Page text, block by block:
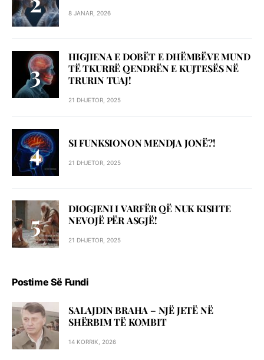
8 JANAR, 2026
HIGJIENA E DOBËT E DHËMBËVE MUND
TË TKURRË QENDRËN E KUJTESËS NË
TRURIN TUAJ!
21 DHJETOR, 2025
SI FUNKSIONON MENDJA JONË?!
21 DHJETOR, 2025
DIOGJENI I VARFËR QË NUK KISHTE
NEVOJË PËR ASGJË!
21 DHJETOR, 2025
Postime Së Fundi
SALAJDIN BRAHA – NJЁ JETЁ NЁ
SHЁRBIM TЁ KOMBIT
14 KORRIK, 2026